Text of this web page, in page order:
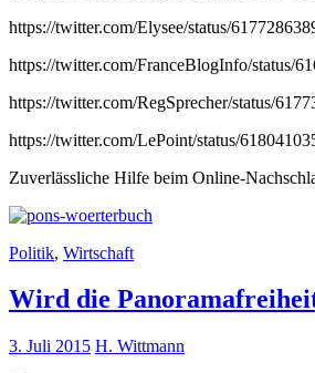
https://twitter.com/Elysee/status/
https://twitter.com/FranceBlogInfo/status/
https://twitter.com/RegSprecher/status/
https://twitter.com/LePoint/status/
Zuverlässliche Hilfe beim Online-
Politik, Wirtschaft
Wird die
3. Juli 2015 H. Wittmann